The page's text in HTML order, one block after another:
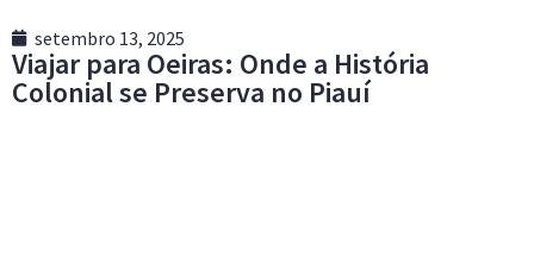
setembro 13, 2025
Viajar para Oeiras: Onde a História
Colonial se Preserva no Piauí